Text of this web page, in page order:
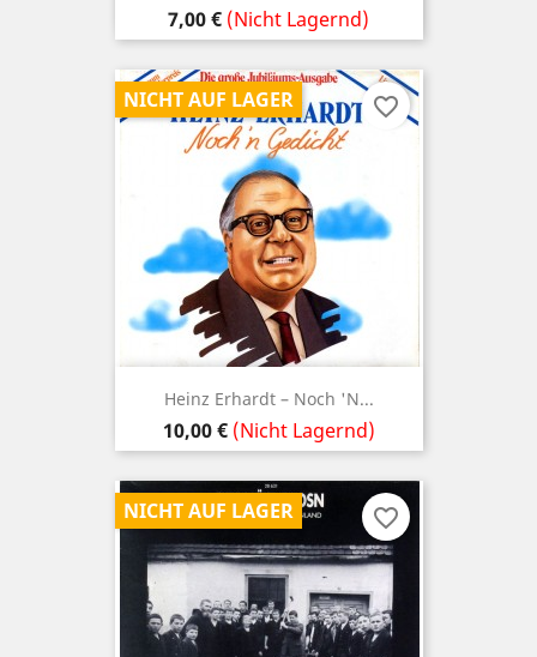
Preis
7,00 € (Nicht Lagernd)
Heinz Erhardt – Noch 'n...
Preis
10,00 € (Nicht Lagernd)
NICHT AUF LAGER favorite_border
NICHT AUF LAGER favorite_border